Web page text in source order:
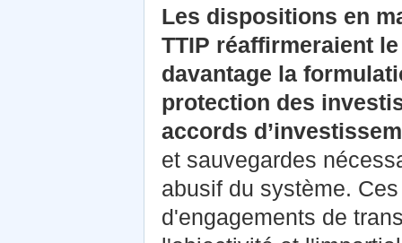
Les dispositions en
TTIP réaffirmeraient
davantage la
protection des
accords
et sauvegardes
abusif du système.
d'engagements de